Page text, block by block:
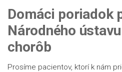
Domáci poriadok
Národného
chorôb
Prosíme pacientov, ktorí k nám